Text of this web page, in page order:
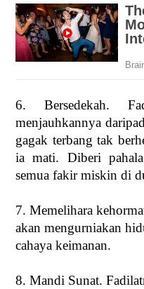
6. Bersedekah.
menjauhkannya
gagak terbang tak
ia mati. Diberi pahala
semua fakir miskin di
7. Memelihara
akan mengurniakan
cahaya keimanan.
8. Mandi Sunat.